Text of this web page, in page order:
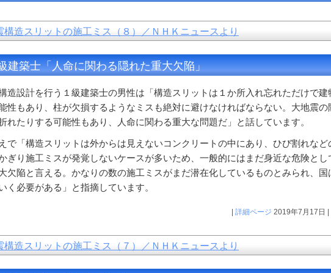
構造スリットの施工ミス（８）／ＮＨＫニュースより
建築士「人命に関わる隠れた重大欠陥」
造設計を行う１級建築士の男性は「構造スリットは１か所入れ忘れただけで建
性もあり、柱が欠損するようなミスも絶対に避けなければならない。大地震の
れたりする可能性もあり、人命に関わる重大な問題だ」と話しています。
で「構造スリットは外からは見えないコンクリートの中にあり、ひび割れな
ぎり施工ミスが発覚しないケースが多いため、一般的にはまだ身近な危険と
欠陥と言える。かなりの数の施工ミスがまだ潜在化しているものとみられ、
く必要がある」と指摘しています。
| 詳細ページ 2019年7月17日 |
構造スリットの施工ミス（７）／ＮＨＫニュースより